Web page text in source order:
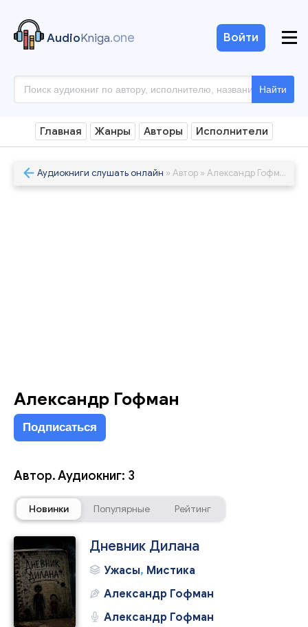
AudioKniga.one
Найти
Войти
Главная Жанры Авторы Исполнители
Аудиокниги слушать онлайн » Автор » Александр Гофман
Александр Гофман
Подписаться
Автор. Аудиокниг: 3
Новинки Популярные Рейтинг
Дневник Дилана
Ужасы, Мистика
Александр Гофман
Александр Гофман